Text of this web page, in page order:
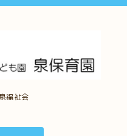
福祉会